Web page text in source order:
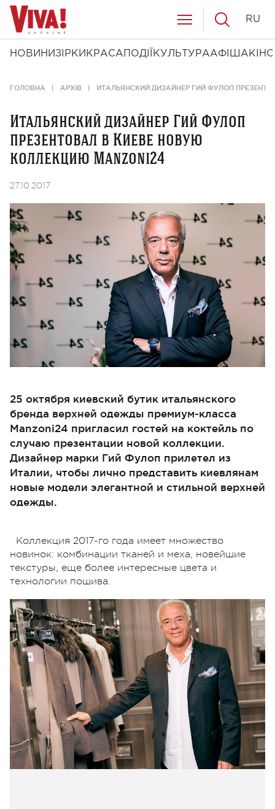
НОВИНИ ЗІРКИ КРАСА ПОДІЇ КУЛЬТУРААФІША КІНО
RU
ГОЛОВНА АРХІВ ИТАЛЬЯНСКИЙ ДИЗАЙНЕР ГИЙ ФУЛОП
Итальянский дизайнер Гий Фулоп
презентовал в Киеве новую
коллекцию Manzoni24
27.10.2017
25 октября киевский бутик итальянского
бренда верхней одежды премиум-класса
Manzoni24 пригласил гостей на коктейль по
случаю презентации новой коллекции.
Дизайнер марки Гий Фулоп прилетел из
Италии, чтобы лично представить киевлянам
новые модели элегантной и стильной верхней
одежды.
Коллекция 2017-го года имеет множество
новинок: комбинации тканей и меха, новейшие
текстуры, еще более интересные цвета и
технологии пошива.